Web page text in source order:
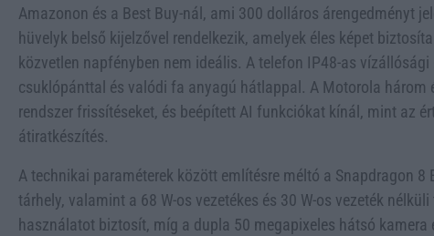
Amazonon és a Best Buy-nál, ami 300 dolláros árengedményt
hüvelyk belső kijelzővel rendelkezik, amelyek éles képet
közvetlen napfényben nem ideális. A telefon IP48-as
csuklópánttal és valódi fa anyagú hátlappal. A Motorola három
rendszer frissítéseket, és beépített AI funkciókat kínál, mint az
átiratkészítés.
A technikai paraméterek között említésre méltó a Snapdragon 8
tárhely, valamint a 68 W-os vezetékes és 30 W-os vezeték
használatot biztosít, míg a dupla 50 megapixeles hátsó